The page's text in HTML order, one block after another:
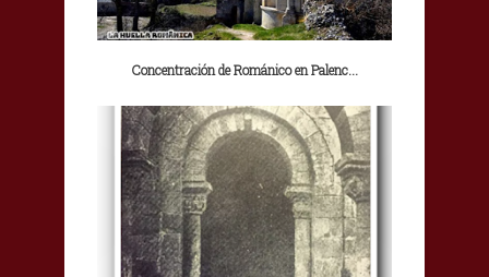
Concentración de Románico en Palenc...